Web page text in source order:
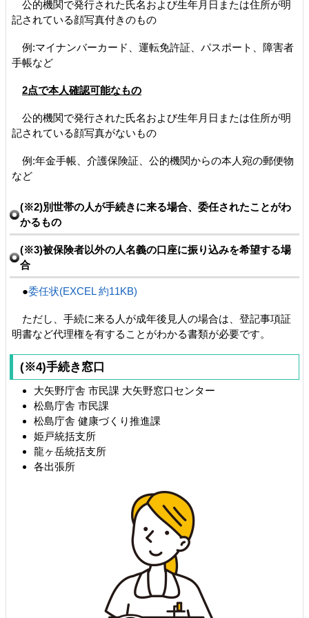
公的機関で発行された氏名および生年月日または住所が明
記されている顔写真付きのもの
例:マイナンバーカード、運転免許証、パスポート、障害者
手帳など
2点で本人確認可能なもの
公的機関で発行された氏名および生年月日または住所が明
記されている顔写真がないもの
例:年金手帳、介護保険証、公的機関からの本人宛の郵便物
など
(※2)別世帯の人が手続きに来る場合、委任されたことがわ
かるもの
(※3)被保険者以外の人名義の口座に振り込みを希望する場
合
●委任状(EXCEL 約11KB)
ただし、手続に来る人が成年後見人の場合は、登記事項証
明書など代理権を有することがわかる書類が必要です。
(※4)手続き窓口
大矢野庁舎 市民課 大矢野窓口センター
松島庁舎 市民課
松島庁舎 健康づくり推進課
姫戸統括支所
龍ヶ岳統括支所
各出張所